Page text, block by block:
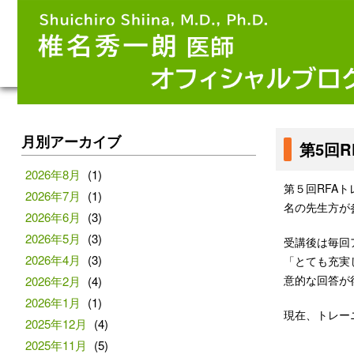
第5回
第５ 回RFA
名の先生方
受講後は毎回
「とても充
意的な回答
現在、トレ
月別アーカイブ
2026年8月
(1)
2026年7月
(1)
2026年6月
(3)
2026年5月
(3)
2026年4月
(3)
2026年2月
(4)
2026年1月
(1)
2025年12月
(4)
2025年11月
(5)